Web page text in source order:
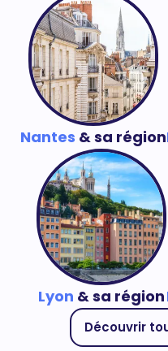
Nantes & sa région
Lyon & sa région
Découvrir